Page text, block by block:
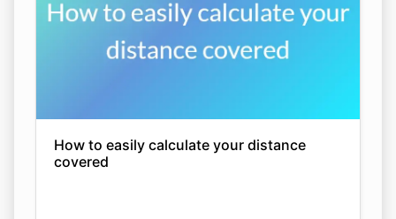
How to easily calculate your distance
covered